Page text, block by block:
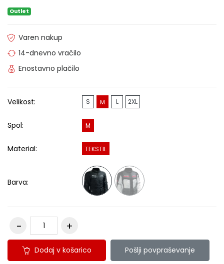
Outlet
Varen nakup
14-dnevno vračilo
Enostavno plačilo
Velikost: S M L 2XL
Spol: M
Material: TEKSTIL
Barva:
Dodaj v košarico Pošlji povpraševanje